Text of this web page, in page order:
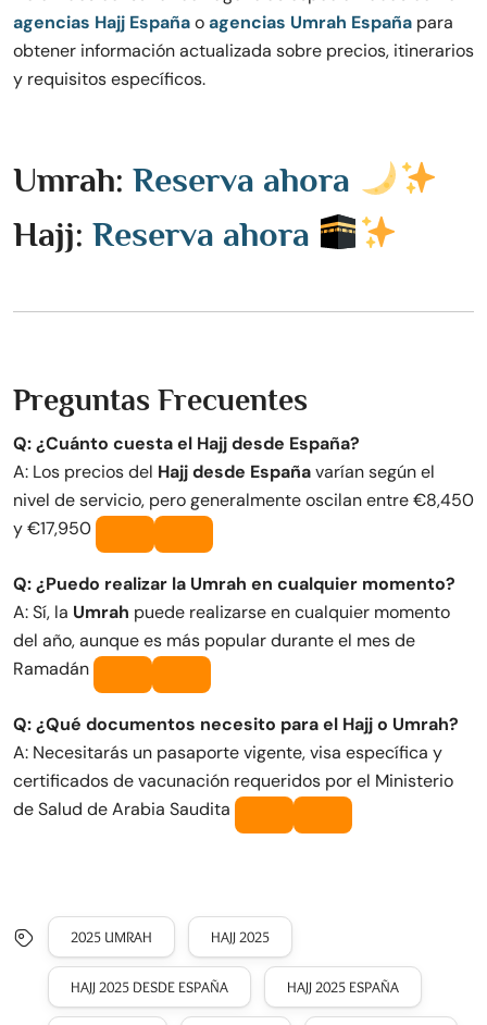
agencias Hajj Españaoagencias Umrah España para
obtener información actualizada sobre precios, itinerarios
y requisitos específicos.
Umrah: Reserva ahora
Hajj: Reserva ahora
Preguntas Frecuentes
Q: ¿Cuánto cuesta el Hajj desde España?
A: Los precios del Hajj desde Españavarían según el
nivel de servicio, pero generalmente oscilan entre €8,450
y €17,950
Q: ¿Puedo realizar la Umrah en cualquier momento?
A: Sí, la Umrah puede realizarse en cualquier momento
del año, aunque es más popular durante el mes de
Ramadán
Q: ¿Qué documentos necesito para el Hajj o Umrah?
A: Necesitarás un pasaporte vigente, visa específica y
certificados de vacunación requeridos por el Ministerio
de Salud de Arabia Saudita
2025 UMRAH HAJJ 2025
HAJJ 2025 DESDE ESPAÑA HAJJ 2025 ESPAÑA